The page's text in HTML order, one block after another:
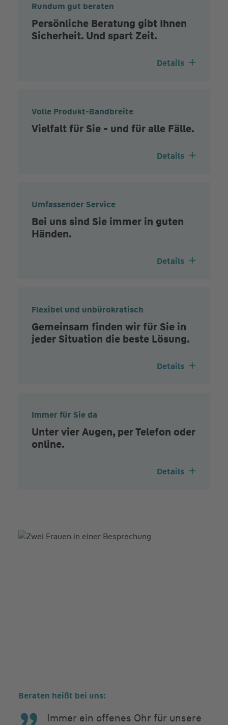
Rundum gut beraten
Persönliche Beratung gibt Ihnen
Sicherheit. Und spart Zeit.
Details
Volle Produkt-Bandbreite
Vielfalt für Sie - und für alle Fälle.
Details
Umfassender Service
Bei uns sind Sie immer in guten
Händen.
Details
Flexibel und unbürokratisch
Gemeinsam finden wir für Sie in
jeder Situation die beste Lösung.
Details
Immer für Sie da
Unter vier Augen, per Telefon oder
online.
Details
Beraten heißt bei uns:
Immer ein offenes Ohr für unsere